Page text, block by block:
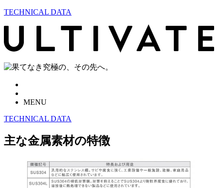
TECHNICAL DATA
MENU
TECHNICAL DATA
主な金属素材の特徴